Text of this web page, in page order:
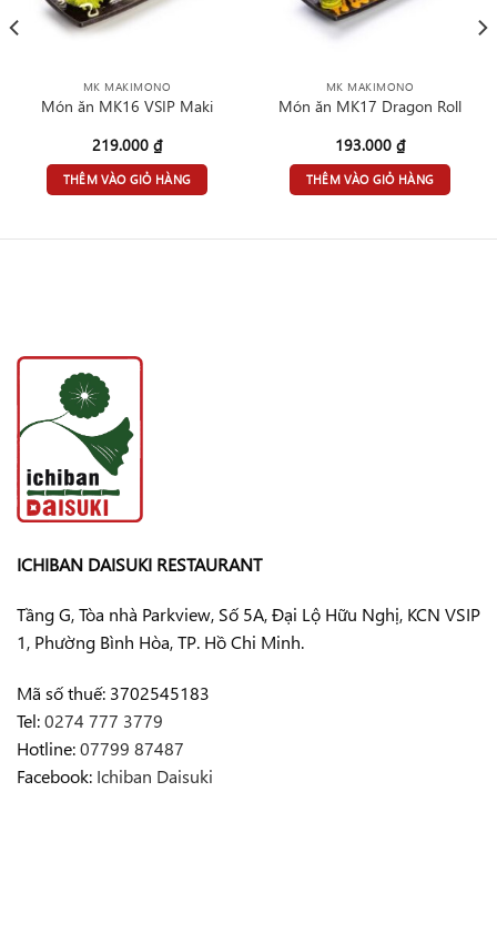
MK MAKIMONO
Món ăn MK16 VSIP Maki
219.000 ₫
THÊM VÀO GIỎ HÀNG
MK MAKIMONO
Món ăn MK17 Dragon Roll
193.000 ₫
THÊM VÀO GIỎ HÀNG
ICHIBAN DAISUKI RESTAURANT
Tầng G, Tòa nhà Parkview, Số 5A, Đại Lộ Hữu Nghị, KCN VSIP
1, Phường Bình Hòa, TP. Hồ Chi Minh.
Mã số thuế: 3702545183
Tel:0274 777 3779
Hotline:07799 87487
Facebook: Ichiban Daisuki